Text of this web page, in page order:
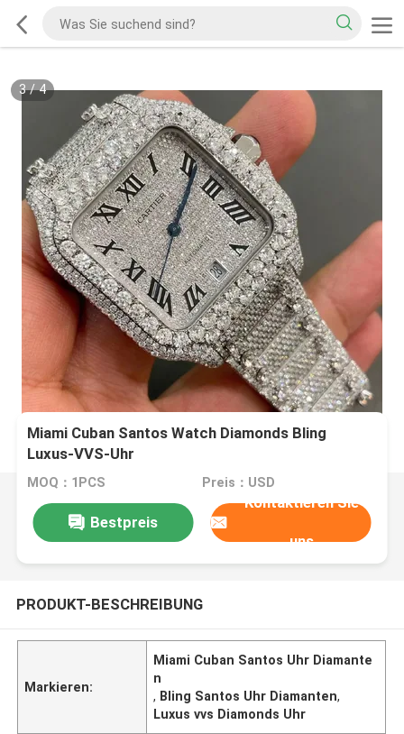
3/4
Miami Cuban Santos Watch Diamonds Bling
Luxus-VVS-Uhr
MOQ：1PCS Preis：USD
Bestpreis
Kontaktieren Sie
uns
PRODUKT-BESCHREIBUNG
Markieren:
Miami Cuban Santos Uhr Diamante
n
, Bling Santos Uhr Diamanten,
Luxus vvs Diamonds Uhr